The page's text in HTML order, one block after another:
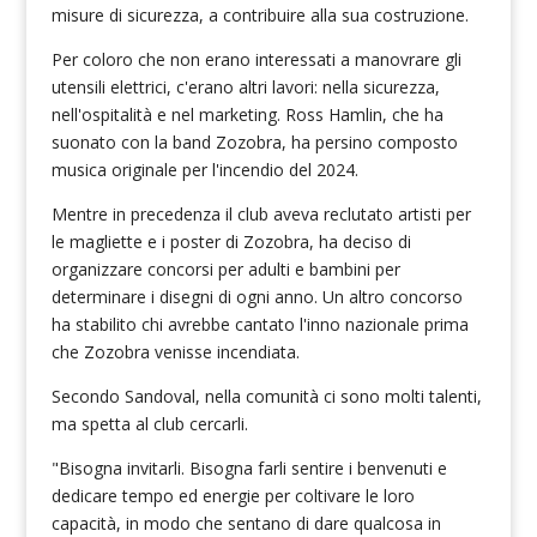
misure di sicurezza, a contribuire alla sua costruzione.
Per coloro che non erano interessati a manovrare gli
utensili elettrici, c'erano altri lavori: nella sicurezza,
nell'ospitalità e nel marketing. Ross Hamlin, che ha
suonato con la band Zozobra, ha persino composto
musica originale per l'incendio del 2024.
Mentre in precedenza il club aveva reclutato artisti per
le magliette e i poster di Zozobra, ha deciso di
organizzare concorsi per adulti e bambini per
determinare i disegni di ogni anno. Un altro concorso
ha stabilito chi avrebbe cantato l'inno nazionale prima
che Zozobra venisse incendiata.
Secondo Sandoval, nella comunità ci sono molti talenti,
ma spetta al club cercarli.
"Bisogna invitarli. Bisogna farli sentire i benvenuti e
dedicare tempo ed energie per coltivare le loro
capacità, in modo che sentano di dare qualcosa in